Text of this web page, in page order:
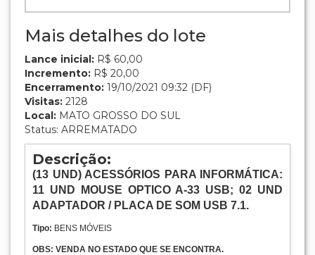
Mais detalhes do lote
Lance inicial: R$ 60,00
Incremento: R$ 20,00
Encerramento: 19/10/2021 09:32 (DF)
Visitas: 2128
Local: MATO GROSSO DO SUL
Status: ARREMATADO
Descrição:
(13 UND) ACESSÓRIOS PARA INFORMÁTICA:
11 UND MOUSE OPTICO A-33 USB; 02 UND
ADAPTADOR / PLACA DE SOM USB 7.1.
Tipo: BENS MÓVEIS
OBS: VENDA NO ESTADO QUE SE ENCONTRA.